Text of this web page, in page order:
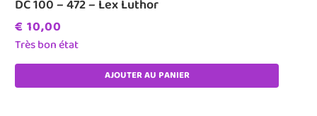
DC 100 – 472 – Lex Luthor
€ 10,00
Très bon état
AJOUTER AU PANIER